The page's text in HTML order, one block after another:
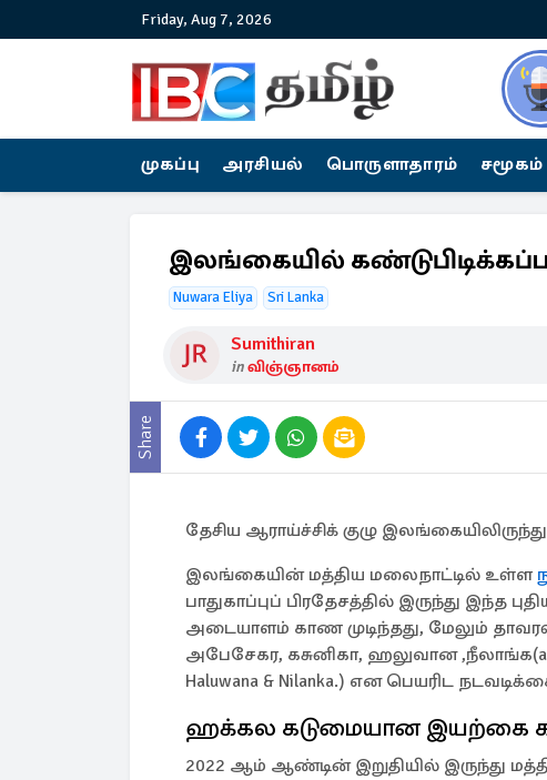
Friday, Aug 7, 2026
முகப்பு அரசியல் பொருளாதாரம் சமூகம்
இலங்கையில்
Nuwara Eliya Sri Lanka
Sumithiran
inவிஞ்ஞானம்
Share
தேசிய ஆராய்ச்சிக் குழு
இலங்கையின் மத்திய மலைநாட்டில் உள்ள
பாதுகாப்புப் பிரதேசத்தில் இருந்து இந்த
அடையாளம் காண முடிந்தது, மேலும்
அபேசேகர, கசுனிகா, ஹலுவான ,நீலாங்க(as
Haluwana & Nilanka.) என பெயரிட
ஹக்கல கடுமையான இயற்கை
2022 ஆம் ஆண்டின் இறுதியில் இருந்து